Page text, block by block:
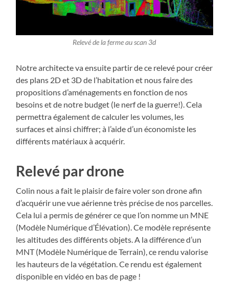
Relevé de la ferme au scan 3d
Notre architecte va ensuite partir de ce relevé pour créer
des plans 2D et 3D de l’habitation et nous faire des
propositions d’aménagements en fonction de nos
besoins et de notre budget (le nerf de la guerre!). Cela
permettra également de calculer les volumes, les
surfaces et ainsi chiffrer; à l’aide d’un économiste les
différents matériaux à acquérir.
Relevé par drone
Colin nous a fait le plaisir de faire voler son drone afin
d’acquérir une vue aérienne très précise de nos parcelles.
Cela lui a permis de générer ce que l’on nomme un MNE
(Modèle Numérique d’Élévation). Ce modèle représente
les altitudes des différents objets. A la différence d’un
MNT (Modèle Numérique de Terrain), ce rendu valorise
les hauteurs de la végétation. Ce rendu est également
disponible en vidéo en bas de page !